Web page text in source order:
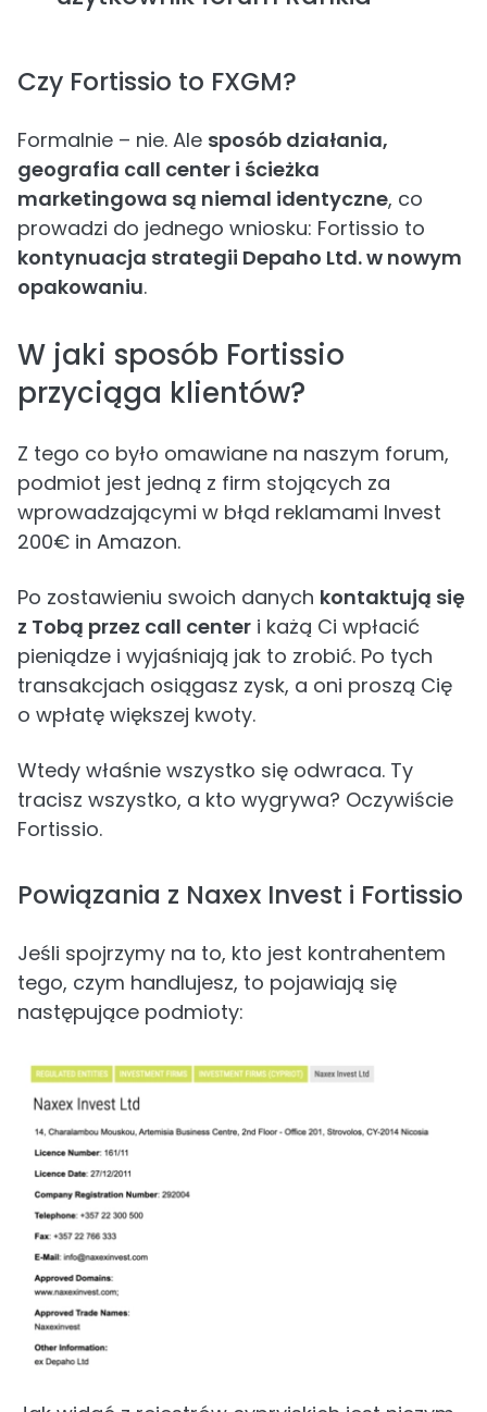
Czy Fortissio to FXGM?
Formalnie – nie. Ale sposób działania,
geografia call center i ścieżka
marketingowa są niemal identyczne, co
prowadzi do jednego wniosku: Fortissio to
kontynuacja strategii Depaho Ltd. w nowym
opakowaniu.
W jaki sposób Fortissio
przyciąga klientów?
Z tego co było omawiane na naszym forum,
podmiot jest jedną z firm stojących za
wprowadzającymi w błąd reklamami Invest
200€ in Amazon.
Po zostawieniu swoich danych kontaktują się
z Tobą przez call center i każą Ci wpłacić
pieniądze i wyjaśniają jak to zrobić. Po tych
transakcjach osiągasz zysk, a oni proszą Cię
o wpłatę większej kwoty.
Wtedy właśnie wszystko się odwraca. Ty
tracisz wszystko, a kto wygrywa? Oczywiście
Fortissio.
Powiązania z Naxex Invest i Fortissio
Jeśli spojrzymy na to, kto jest kontrahentem
tego, czym handlujesz, to pojawiają się
następujące podmioty: